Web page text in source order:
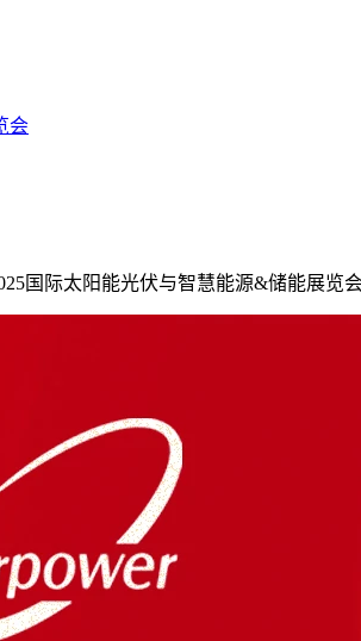
会
国际太阳能光伏与智慧能源&储能展览